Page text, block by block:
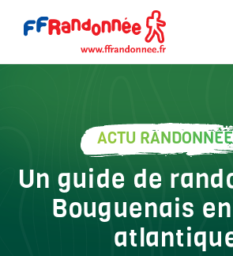
ACTU RANDONNÉE
Un guide de
Bouguenais